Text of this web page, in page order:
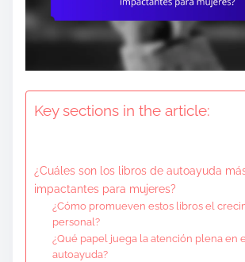
Key sections in the article:
¿Cuáles son los libros de autoayuda
impactantes para mujeres?
¿Cómo promueven estos libros el
personal?
¿Qué papel juega la atención plena en
autoayuda?